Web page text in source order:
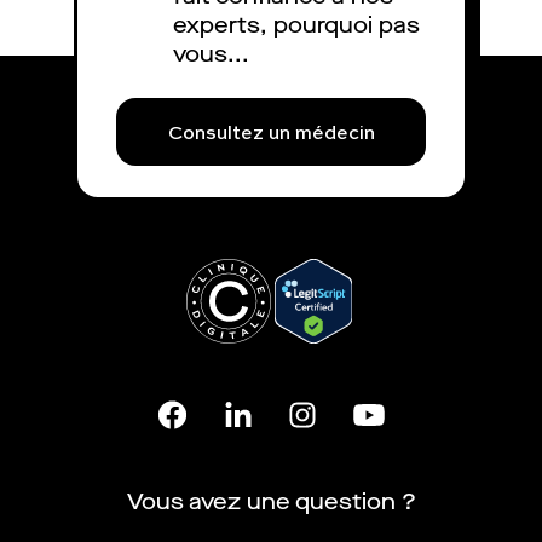
experts, pourquoi pas
vous...
Consultez un médecin
Vous avez une question ?